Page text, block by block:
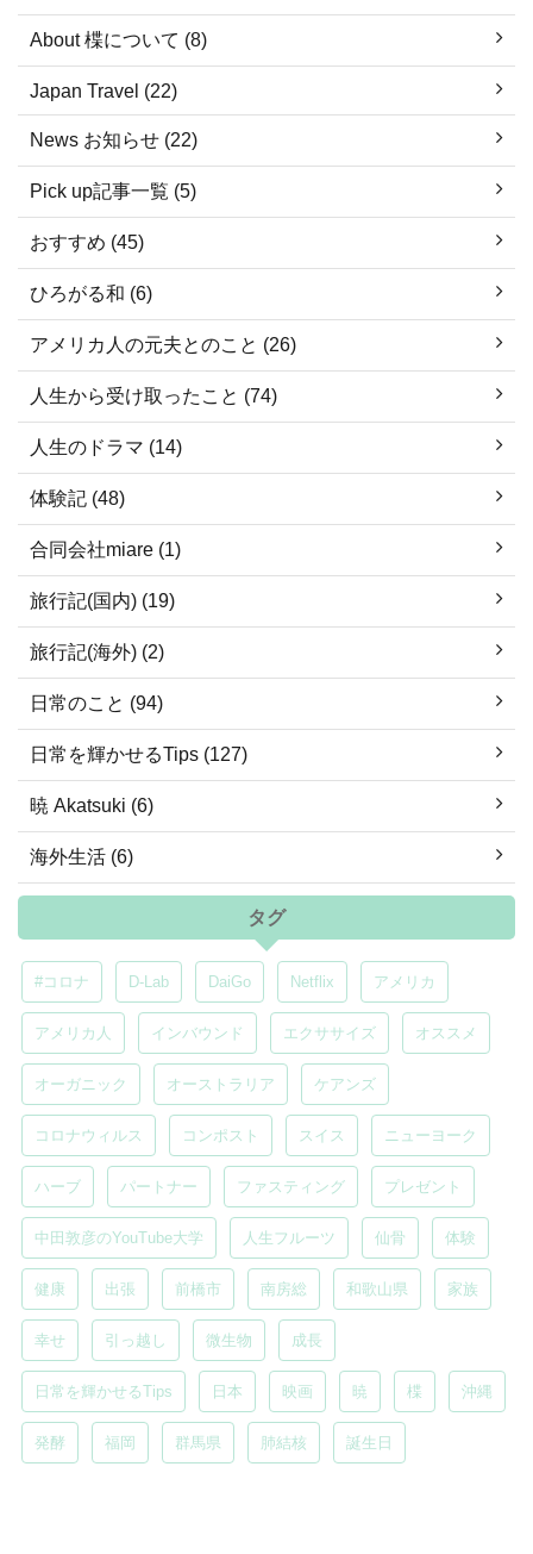
About 楪について (8)
Japan Travel (22)
News お知らせ (22)
Pick up記事一覧 (5)
おすすめ (45)
ひろがる和 (6)
アメリカ人の元夫とのこと (26)
人生から受け取ったこと (74)
人生のドラマ (14)
体験記 (48)
合同会社miare (1)
旅行記(国内) (19)
旅行記(海外) (2)
日常のこと (94)
日常を輝かせるTips (127)
暁 Akatsuki (6)
海外生活 (6)
タグ
#コロナ D-Lab DaiGo Netflix アメリカ
アメリカ人 インバウンド エクササイズ オススメ
オーガニック オーストラリア ケアンズ
コロナウィルス コンポスト スイス ニューヨーク
ハーブ パートナー ファスティング プレゼント
中田敦彦のYouTube大学 人生フルーツ 仙骨 体験
健康 出張 前橋市 南房総 和歌山県 家族
幸せ 引っ越し 微生物 成長
日常を輝かせるTips 日本 映画 暁 楪 沖縄
発酵 福岡 群馬県 肺結核 誕生日